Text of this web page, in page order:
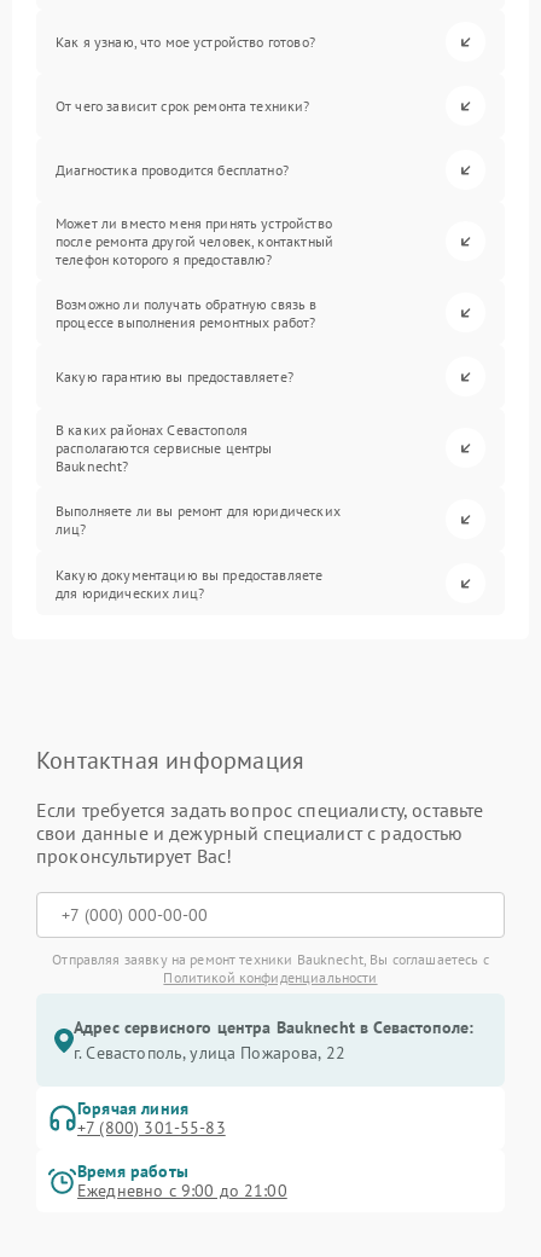
Как я узнаю, что мое устройство готово?
От чего зависит срок ремонта техники?
Диагностика проводится бесплатно?
Может ли вместо меня принять устройство
после ремонта другой человек, контактный
телефон которого я предоставлю?
Возможно ли получать обратную связь в
процессе выполнения ремонтных работ?
Какую гарантию вы предоставляете?
В каких районах Севастополя
располагаются сервисные центры
Bauknecht?
Выполняете ли вы ремонт для юридических
лиц?
Какую документацию вы предоставляете
для юридических лиц?
Контактная информация
Если требуется задать вопрос специалисту, оставьте
свои данные и дежурный специалист с радостью
проконсультирует Вас!
Отправляя заявку на ремонт техники Bauknecht, Вы соглашаетесь с
Политикой конфиденциальности
Адрес сервисного центра Bauknecht в Севастополе:
г. Севастополь, улица Пожарова, 22
Горячая линия
+7 (800) 301-55-83
Время работы
Ежедневно с 9:00 до 21:00